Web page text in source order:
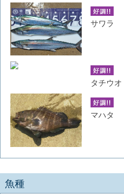
サワラ
タチウオ
マハタ
魚種